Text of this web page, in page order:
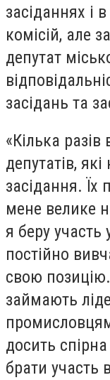
засіданнях і
комісій, але
депутат
засідань та
«Кілька
депутатів,
засідання. Їх
мене велике
я беру участь
постійно
свою
займають
досить
брати участь